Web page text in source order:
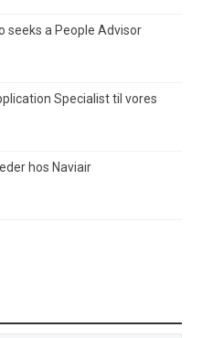
seeks a People Advisor
Specialist til vores
hos Naviair